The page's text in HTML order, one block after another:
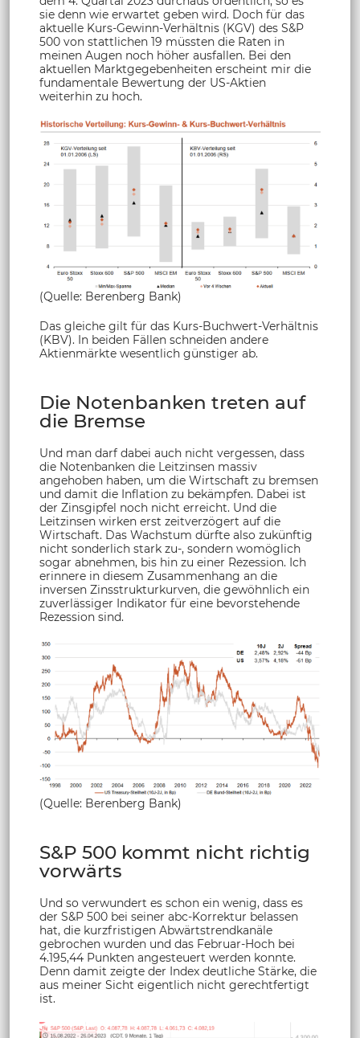
sie denn wie erwartet geben wird. Doch für das
aktuelle Kurs-Gewinn-Verhältnis (KGV) des S&P
500 von stattlichen 19 müssten die Raten in
meinen Augen noch höher ausfallen. Bei den
aktuellen Marktgegebenheiten erscheint mir die
fundamentale Bewertung der US-Aktien
weiterhin zu hoch.
(Quelle: Berenberg Bank)
Das gleiche gilt für das Kurs-Buchwert-Verhältnis
(KBV). In beiden Fällen schneiden andere
Aktienmärkte wesentlich günstiger ab.
Die Notenbanken treten auf
die Bremse
Und man darf dabei auch nicht vergessen, dass
die Notenbanken die Leitzinsen massiv
angehoben haben, um die Wirtschaft zu bremsen
und damit die Inflation zu bekämpfen. Dabei ist
der Zinsgipfel noch nicht erreicht. Und die
Leitzinsen wirken erst zeitverzögert auf die
Wirtschaft. Das Wachstum dürfte also zukünftig
nicht sonderlich stark zu-, sondern womöglich
sogar abnehmen, bis hin zu einer Rezession. Ich
erinnere in diesem Zusammenhang an die
inversen Zinsstrukturkurven, die gewöhnlich ein
zuverlässiger Indikator für eine bevorstehende
Rezession sind.
(Quelle: Berenberg Bank)
S&P 500 kommt nicht richtig
vorwärts
Und so verwundert es schon ein wenig, dass es
der S&P 500 bei seiner abc-Korrektur belassen
hat, die kurzfristigen Abwärtstrendkanäle
gebrochen wurden und das Februar-Hoch bei
4.195,44 Punkten angesteuert werden konnte.
Denn damit zeigte der Index deutliche Stärke, die
aus meiner Sicht eigentlich nicht gerechtfertigt
ist.